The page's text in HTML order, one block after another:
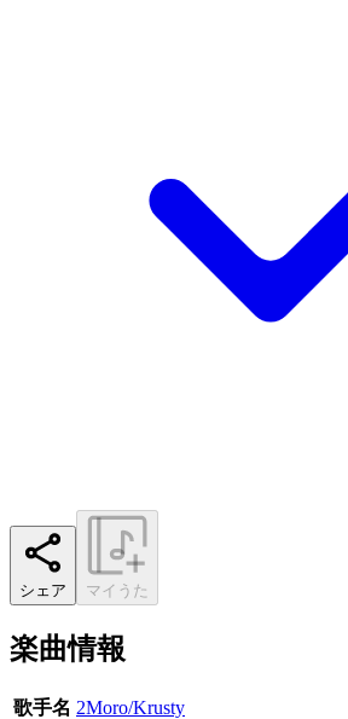
シェア マイうた
楽曲情報
歌手名 2Moro/Krusty